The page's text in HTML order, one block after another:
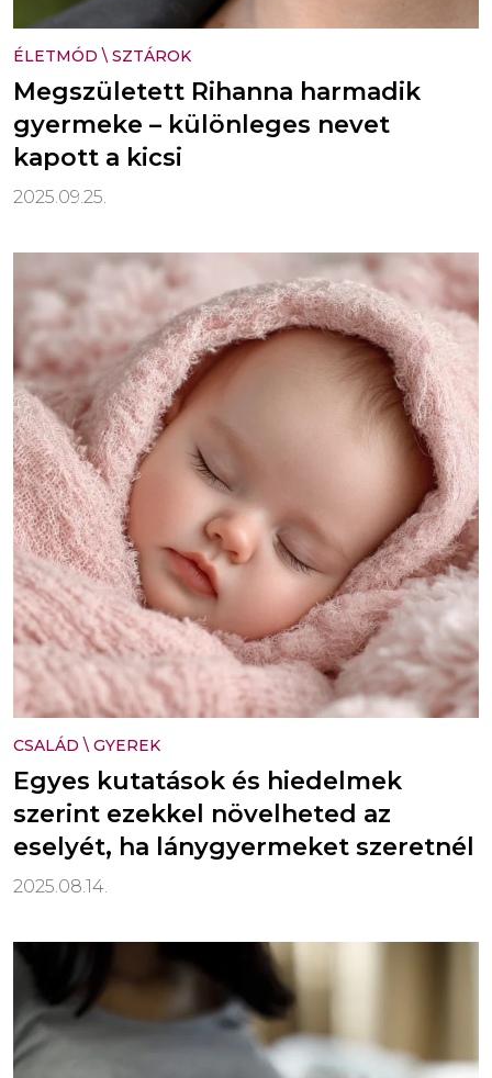
ÉLETMÓD \ SZTÁROK
Megszületett Rihanna harmadik
gyermeke – különleges nevet
kapott a kicsi
2025.09.25.
CSALÁD \ GYEREK
Egyes kutatások és hiedelmek
szerint ezekkel növelheted az
eselyét, ha lánygyermeket szeretnél
2025.08.14.